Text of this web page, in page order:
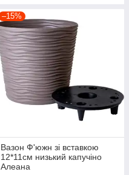
–15%
Вазон Ф'южн зі вставкою
12*11см низький капучіно
Алеана